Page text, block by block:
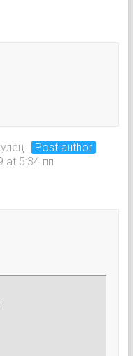
Post author
at 5:34 пп